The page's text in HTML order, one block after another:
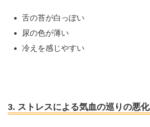
舌の苔が白っぽい
尿の色が薄い
冷えを感じやすい
3. ストレスによる気血の巡りの悪化